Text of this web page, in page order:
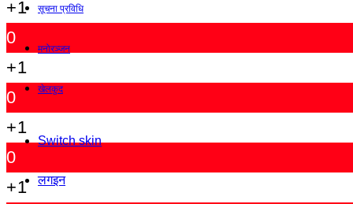
सूचना प्रविधि
मनोरञ्जन
खेलकुद
Switch skin
लगइन
+1
0
+1
0
+1
0
+1